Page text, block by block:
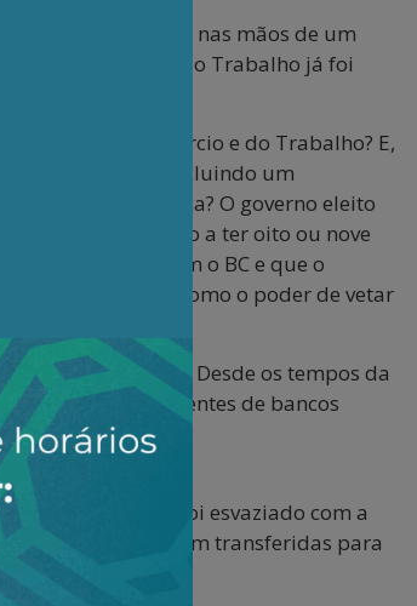
área econômica nas mãos de um
e Comércio. O do Trabalho já foi
Indústria e Comércio e do Trabalho? E,
representativo, incluindo um
da área acadêmica? O governo eleito
passaria então a ter oito ou nove
continue com o BC e que o
algo como o poder de vetar
mais amplo. Desde os tempos da
de presidentes de bancos
o CMN foi esvaziado com a
estratégicas foram transferidas para